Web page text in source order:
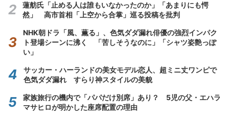
蓮舫氏「止める人は誰もいなかったのか」「あまりにも愕
然」 高市首相「上空から合掌」巡る投稿を批判
NHK朝ドラ「風、薫る」、色気ダダ漏れ俳優の強烈インパク
ト登場シーンに沸く 「苦しそうなのに」「シャツ姿艶っぽ
い」
サッカー・ハーランドの美女モデル恋人、超ミニ丈ワンピで
色気ダダ漏れ すらり神スタイルの美貌
家族旅行の機内で「パパだけ別席」あり？ 5児の父・エハラ
マサヒロが明かした座席配置の理由